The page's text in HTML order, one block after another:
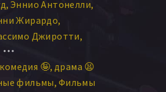
Эннио Антонелли
Жирардо
Джиротти
Албани
Толо Нора Риччи
Лаура Бетти
комедия 🤪 драма 😫
фильмы Фильмы